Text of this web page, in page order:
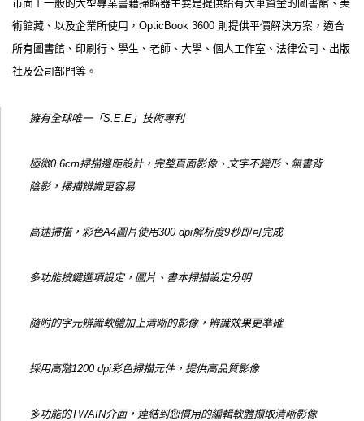
市面上一般的大型專業書籍掃瞄器主要是提供給有大筆資金的圖書館、美
術館藏、以及企業所使用，OpticBook 3600 則提供平價解決方案，適合
所有圖書館、印刷行、學生、老師、大學、個人工作室、法律公司、出版
社及公司部門等。
擁有全球唯一「S.E.E」技術專利
極微0.6cm掃描邊距設計，完整頁面影像、文字不變形、無書背
陰影，掃描辨識更容易
高速掃描，彩色A4圖片使用300 dpi解析度9秒即可完成
多功能按鍵選項設定，圖片、書本掃描設定分明
隨附的字元辨識軟體加上清晰的影像，辨識效果更準確
採用高階1200 dpi彩色掃描元件，提供高品質影像
多功能的TWAIN介面，連結到您慣用的編輯軟體擷取清晰影像